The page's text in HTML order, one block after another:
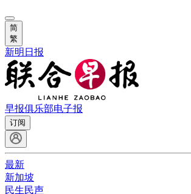
简
繁
新明日报
早报俱乐部电子报
订阅
最新
新加坡
民生民声